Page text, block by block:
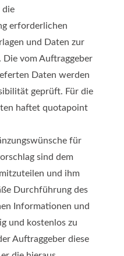
die
erforderlichen
und Daten zur
Die vom Auftraggeber
Daten werden
geprüft. Für die
haftet quotapoint
für
sind dem
und ihm
Durchführung des
Informationen und
und kostenlos zu
Auftraggeber diese